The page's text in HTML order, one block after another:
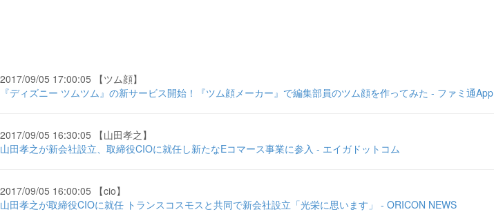
2017/09/05 17:00:05 【ツム顔】
『ディズニー ツムツム』の新サービス開始！『ツム顔メーカー』で編集部員のツム顔を作ってみた - ファミ通App
2017/09/05 16:30:05 【山田孝之】
山田孝之が新会社設立、取締役CIOに就任し新たなEコマース事業に参入 - エイガドットコム
2017/09/05 16:00:05 【cio】
山田孝之が取締役CIOに就任 トランスコスモスと共同で新会社設立「光栄に思います」 - ORICON NEWS